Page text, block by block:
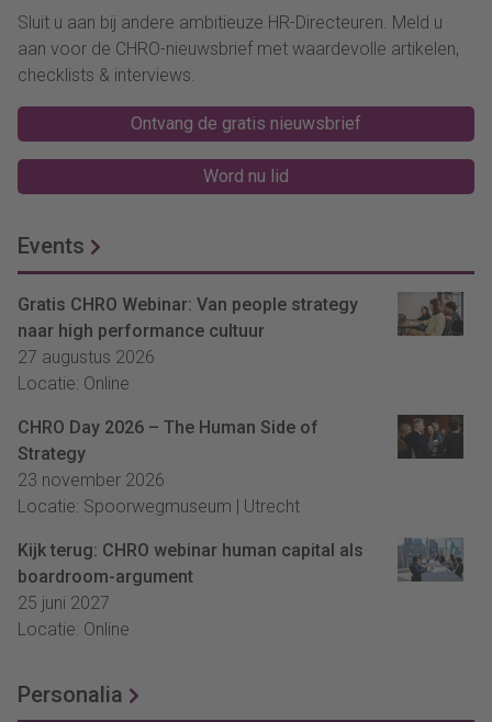
Sluit u aan bij andere ambitieuze HR-Directeuren. Meld u
aan voor de CHRO-nieuwsbrief met waardevolle artikelen,
checklists & interviews.
Ontvang de gratis nieuwsbrief
Word nu lid
Events
Gratis CHRO Webinar: Van people strategy
naar high performance cultuur
27 augustus 2026
Locatie: Online
CHRO Day 2026 – The Human Side of
Strategy
23 november 2026
Locatie: Spoorwegmuseum | Utrecht
Kijk terug: CHRO webinar human capital als
boardroom-argument
25 juni 2027
Locatie: Online
Personalia